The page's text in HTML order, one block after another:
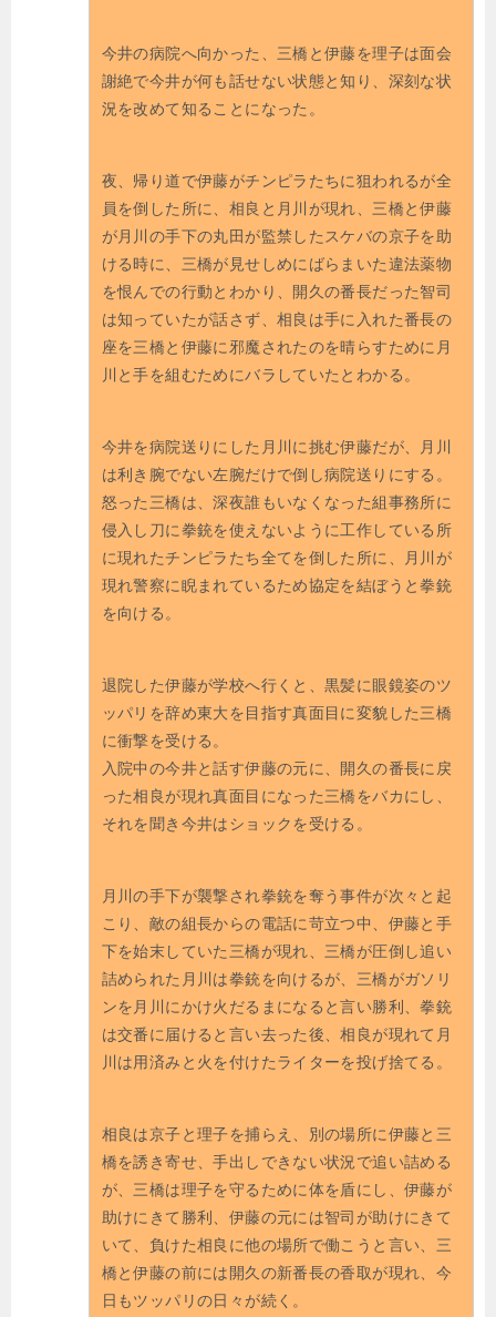
今井の病院へ向かった、三橋と伊藤を理子は面会
謝絶で今井が何も話せない状態と知り、深刻な状
況を改めて知ることになった。
夜、帰り道で伊藤がチンピラたちに狙われるが全
員を倒した所に、相良と月川が現れ、三橋と伊藤
が月川の手下の丸田が監禁したスケバの京子を助
ける時に、三橋が見せしめにばらまいた違法薬物
を恨んでの行動とわかり、開久の番長だった智司
は知っていたが話さず、相良は手に入れた番長の
座を三橋と伊藤に邪魔されたのを晴らすために月
川と手を組むためにバラしていたとわかる。
今井を病院送りにした月川に挑む伊藤だが、月川
は利き腕でない左腕だけで倒し病院送りにする。
怒った三橋は、深夜誰もいなくなった組事務所に
侵入し刀に拳銃を使えないように工作している所
に現れたチンピラたち全てを倒した所に、月川が
現れ警察に睨まれているため協定を結ぼうと拳銃
を向ける。
退院した伊藤が学校へ行くと、黒髪に眼鏡姿のツ
ッパリを辞め東大を目指す真面目に変貌した三橋
に衝撃を受ける。
入院中の今井と話す伊藤の元に、開久の番長に戻
った相良が現れ真面目になった三橋をバカにし、
それを聞き今井はショックを受ける。
月川の手下が襲撃され拳銃を奪う事件が次々と起
こり、敵の組長からの電話に苛立つ中、伊藤と手
下を始末していた三橋が現れ、三橋が圧倒し追い
詰められた月川は拳銃を向けるが、三橋がガソリ
ンを月川にかけ火だるまになると言い勝利、拳銃
は交番に届けると言い去った後、相良が現れて月
川は用済みと火を付けたライターを投げ捨てる。
相良は京子と理子を捕らえ、別の場所に伊藤と三
橋を誘き寄せ、手出しできない状況で追い詰める
が、三橋は理子を守るために体を盾にし、伊藤が
助けにきて勝利、伊藤の元には智司が助けにきて
いて、負けた相良に他の場所で働こうと言い、三
橋と伊藤の前には開久の新番長の香取が現れ、今
日もツッパリの日々が続く。